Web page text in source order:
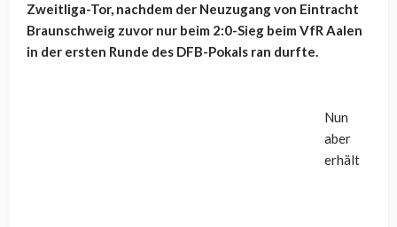
Zweitliga-Tor, nachdem der Neuzugang von Eintracht
Braunschweig zuvor nur beim 2:0-Sieg beim VfR Aalen
in der ersten Runde des DFB-Pokals ran durfte.
Nun
aber
erhält